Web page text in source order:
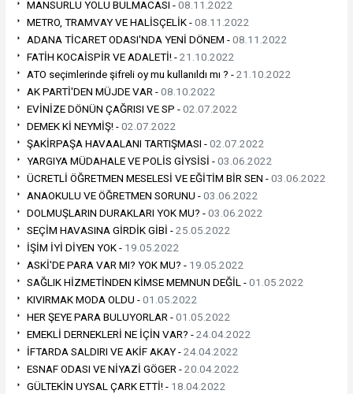
MANSURLU YOLU BULMACASI -08.11.2022
METRO, TRAMVAY VE HALİSÇELİK -08.11.2022
ADANA TİCARET ODASI'NDA YENİ DÖNEM -08.11.2022
FATİH KOCAİSPİR VE ADALETİ! -21.10.2022
ATO seçimlerinde şifreli oy mu kullanıldı mı ? -21.10.2022
AK PARTİ'DEN MÜJDE VAR -08.10.2022
EVİNİZE DÖNÜN ÇAĞRISI VE SP -02.07.2022
DEMEK Kİ NEYMİŞ! -02.07.2022
ŞAKİRPAŞA HAVAALANI TARTIŞMASI -02.07.2022
YARGIYA MÜDAHALE VE POLİS GİYSİSİ -03.06.2022
ÜCRETLİ ÖĞRETMEN MESELESİ VE EĞİTİM BİR SEN -03.06.2022
ANAOKULU VE ÖĞRETMEN SORUNU -03.06.2022
DOLMUŞLARIN DURAKLARI YOK MU? -03.06.2022
SEÇİM HAVASINA GİRDİK GİBİ -25.05.2022
İŞİM İYİ DİYEN YOK - 19.05.2022
ASKİ'DE PARA VAR MI? YOK MU? - 19.05.2022
SAĞLIK HİZMETİNDEN KİMSE MEMNUN DEĞİL -01.05.2022
KIVIRMAK MODA OLDU -01.05.2022
HER ŞEYE PARA BULUYORLAR -01.05.2022
EMEKLİ DERNEKLERİ NE İÇİN VAR? -24.04.2022
İFTARDA SALDIRI VE AKİF AKAY -24.04.2022
ESNAF ODASI VE NİYAZİ GÖGER -20.04.2022
GÜLTEKİN UYSAL ÇARK ETTİ! - 18.04.2022